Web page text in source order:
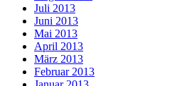
Juli 2013
Juni 2013
Mai 2013
April 2013
März 2013
Februar 2013